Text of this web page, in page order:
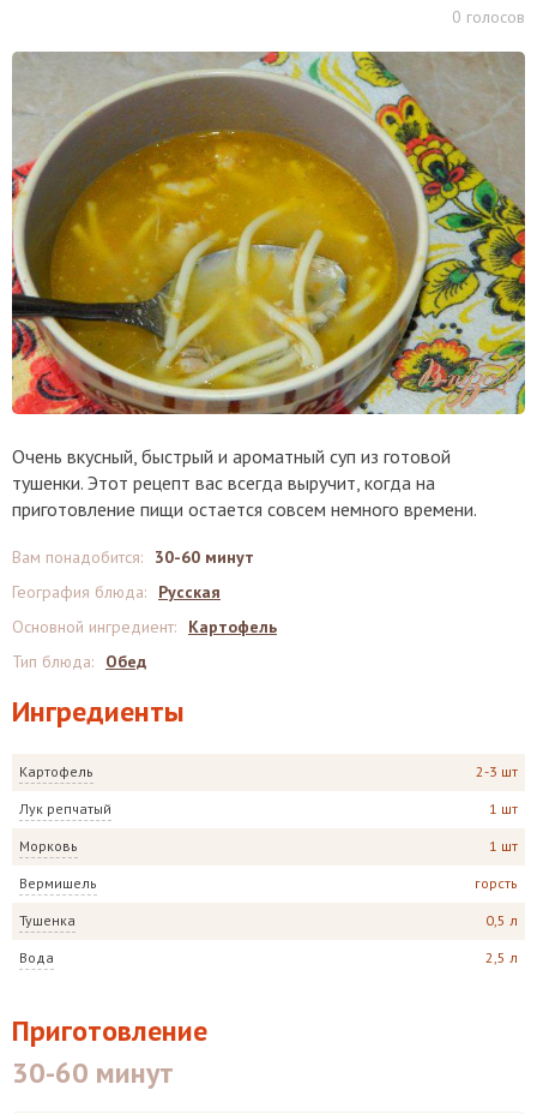
0 голосов
Очень вкусный, быстрый и ароматный суп из готовой
тушенки. Этот рецепт вас всегда выручит, когда на
приготовление пищи остается совсем немного времени.
Ингредиенты
Картофель 2-3 шт
Лук репчатый 1 шт
Морковь 1 шт
Вермишель горсть
Тушенка 0,5 л
Вода 2,5 л
Вам понадобится:
30-60 минут
География блюда:
Русская
Основной ингредиент:
Картофель
Тип блюда: Обед
Приготовление
30-60 минут